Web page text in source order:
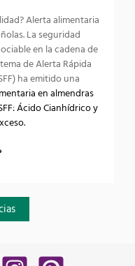
Alerta alimentaria
La seguridad
en la cadena de
de Alerta Rápida
ha emitido una
en almendras
Ácido Cianhídrico y